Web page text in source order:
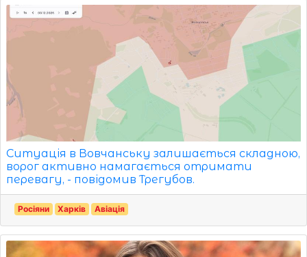
Ситуація в Вовчанську залишається складною,
ворог активно намагається отримати
перевагу, - повідомив Трегубов.
Росіяни Харків Авіація